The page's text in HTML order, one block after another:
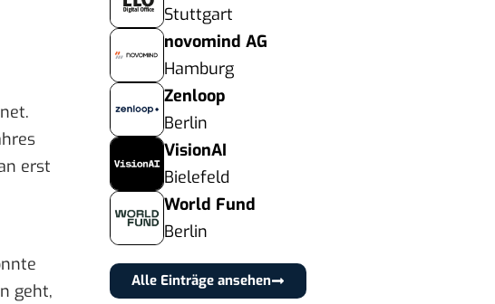
erst
geht,
Stuttgart
novomind AG
Hamburg
Zenloop
Berlin
VisionAI
Bielefeld
World Fund
Berlin
Alle Einträge ansehen